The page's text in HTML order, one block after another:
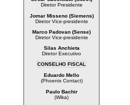
Diretor Presidente
Jomar Misseno (Siemens)
Diretor Vice-presidente
Marco Padovan (Sense)
Diretor Vice-presidente
Silas Anchieta
Diretor Executivo
CONSELHO FISCAL
Eduardo Mello
(Phoenix Contact)
Paulo Bachir
(Wika)